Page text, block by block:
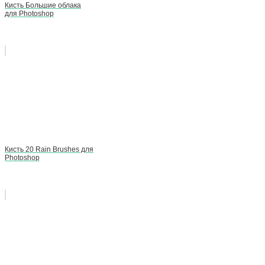
Кисть Большие облака
для Photoshop
Кисть 20 Rain Brushes для
Photoshop